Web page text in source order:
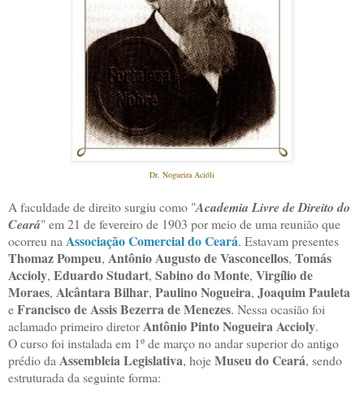
Dr. Nogueira Acióli
A faculdade de direito surgiu como "Academia Livre de Direito do
Ceará" em 21 de fevereiro de 1903 por meio de uma reunião que
ocorreu na Associação Comercial do Ceará. Estavam presentes
Thomaz Pompeu, Antônio Augusto de Vasconcellos, Tomás
Accioly, Eduardo Studart, Sabino do Monte, Virgílio de
Moraes, Alcântara Bilhar, Paulino Nogueira, Joaquim Pauleta
eFrancisco de Assis Bezerra de Menezes. Nessa ocasião foi
aclamado primeiro diretor Antônio Pinto Nogueira Accioly.
O curso foi instalada em 1º de março no andar superior do antigo
prédio da Assembleia Legislativa, hojeMuseu do Ceará, sendo
estruturada da seguinte forma: